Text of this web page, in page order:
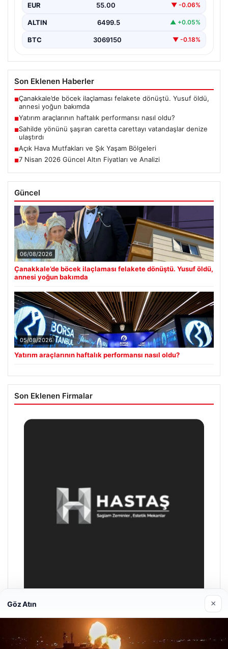
EUR 55.00 ▼ -0.06%
ALTIN 6499.5 ▲ +0.05%
BTC 3069150 ▼ -0.18%
Son Eklenen Haberler
■Çanakkale’de böcek ilaçlaması felakete dönüştü. Yusuf öldü,
annesi yoğun bakımda
■Yatırım araçlarının haftalık performansı nasıl oldu?
■Sahilde yönünü şaşıran caretta carettayı vatandaşlar denize
ulaştırdı
■Açık Hava Mutfakları ve Şık Yaşam Bölgeleri
■7 Nisan 2026 Güncel Altın Fiyatları ve Analizi
Güncel
06/08/2026
Çanakkale’de böcek ilaçlaması felakete dönüştü. Yusuf öldü,
annesi yoğun bakımda
05/08/2026
Yatırım araçlarının haftalık performansı nasıl oldu?
Son Eklenen Firmalar
Prenses Night Club
Göz Atın ×